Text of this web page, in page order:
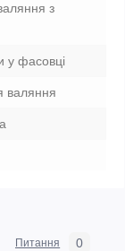
з
у фасовці
валяння
Питання 0